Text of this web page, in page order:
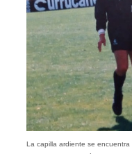
La capilla ardiente se